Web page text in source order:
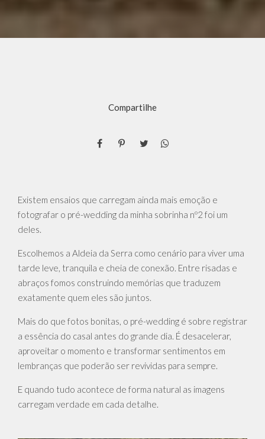
Compartilhe
Existem ensaios que carregam ainda mais emoção e
fotografar o pré-wedding da minha sobrinha nº2 foi um
deles.
Escolhemos a Aldeia da Serra como cenário para viver uma
tarde leve, tranquila e cheia de conexão. Entre risadas e
abraços fomos construindo memórias que traduzem
exatamente quem eles são juntos.
Mais do que fotos bonitas, o pré-wedding é sobre registrar
a essência do casal antes do grande dia. É desacelerar,
aproveitar o momento e transformar sentimentos em
lembranças que poderão ser revividas para sempre.
E quando tudo acontece de forma natural as imagens
carregam verdade em cada detalhe.